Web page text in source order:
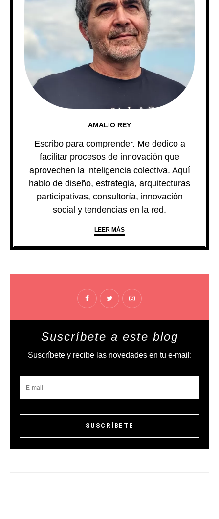
AMALIO REY
Escribo para comprender. Me dedico a
facilitar procesos de innovación que
aprovechen la inteligencia colectiva. Aquí
hablo de diseño, estrategia, arquitecturas
participativas, consultoría, innovación
social y tendencias en la red.
LEER MÁS
Suscríbete a este blog
Suscríbete y recibe las novedades en tu e-mail: